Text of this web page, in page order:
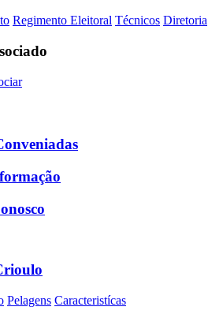
Regimento Eleitoral Técnicos Diretoria
Pelagens Caracteristícas